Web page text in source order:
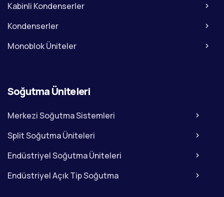
Kabinli Kondenserler
Kondenserler
Monoblok Üniteler
Soğutma Üniteleri
Merkezi Soğutma Sistemleri
Split Soğutma Üniteleri
Endüstriyel Soğutma Üniteleri
Endüstriyel Açık Tip Soğutma